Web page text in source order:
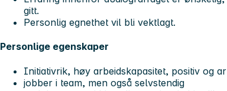
gitt.
Personlig egnethet vil bli vektlagt.
Personlige egenskaper
Initiativrik, høy arbeidskapasitet, positiv og
jobber i team, men også selvstendig